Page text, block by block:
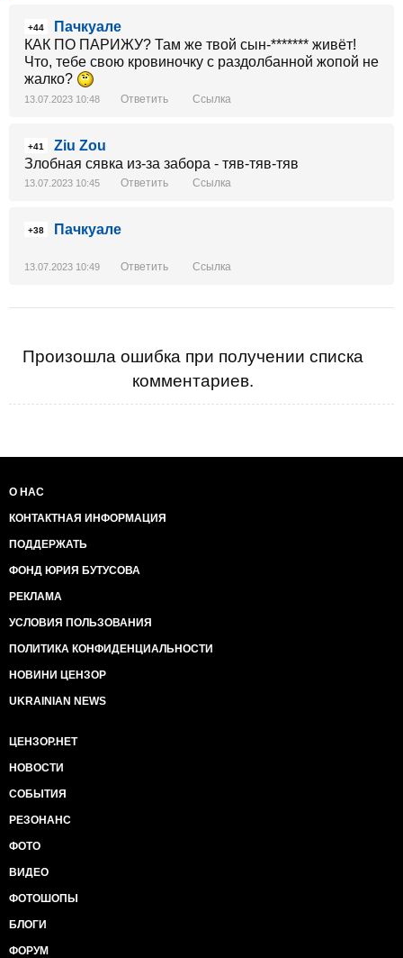
+44
Пачкуале
КАК ПО ПАРИЖУ? Там же твой сын-******* живёт!
Что, тебе свою кровиночку с раздолбанной жопой не
жалко?
13.07.2023 10:48 Ответить Ссылка
+41
Ziu Zou
Злобная сявка из-за забора - тяв-тяв-тяв
13.07.2023 10:45 Ответить Ссылка
+38 Пачкуале
13.07.2023 10:49 Ответить Ссылка
Произошла ошибка при получении списка
комментариев.
О НАС
КОНТАКТНАЯ ИНФОРМАЦИЯ
ПОДДЕРЖАТЬ
ФОНД ЮРИЯ БУТУСОВА
РЕКЛАМА
УСЛОВИЯ ПОЛЬЗОВАНИЯ
ПОЛИТИКА КОНФИДЕНЦИАЛЬНОСТИ
НОВИНИ ЦЕНЗОР
UKRAINIAN NEWS
ЦЕНЗОР.НЕТ
НОВОСТИ
СОБЫТИЯ
РЕЗОНАНС
ФОТО
ВИДЕО
ФОТОШОПЫ
БЛОГИ
ФОРУМ